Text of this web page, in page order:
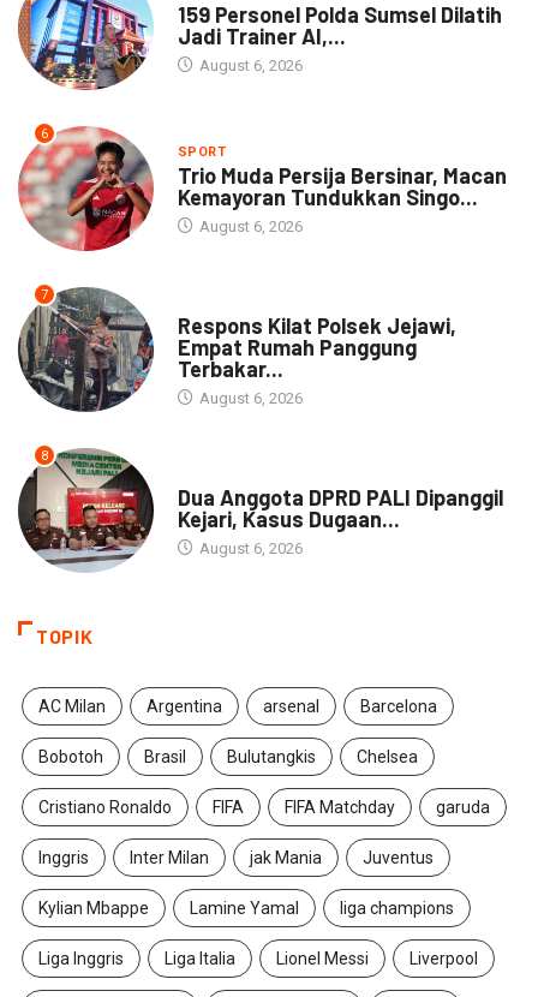
159 Personel Polda Sumsel Dilatih
Jadi Trainer AI,...
August 6, 2026
6
SPORT
Trio Muda Persija Bersinar, Macan
Kemayoran Tundukkan Singo...
August 6, 2026
7
Respons Kilat Polsek Jejawi,
Empat Rumah Panggung
Terbakar...
August 6, 2026
8
Dua Anggota DPRD PALI Dipanggil
Kejari, Kasus Dugaan...
August 6, 2026
TOPIK
AC Milan Argentina arsenal Barcelona
Bobotoh Brasil Bulutangkis Chelsea
Cristiano Ronaldo FIFA FIFA Matchday garuda
Inggris Inter Milan jak Mania Juventus
Kylian Mbappe Lamine Yamal liga champions
Liga Inggris Liga Italia Lionel Messi Liverpool